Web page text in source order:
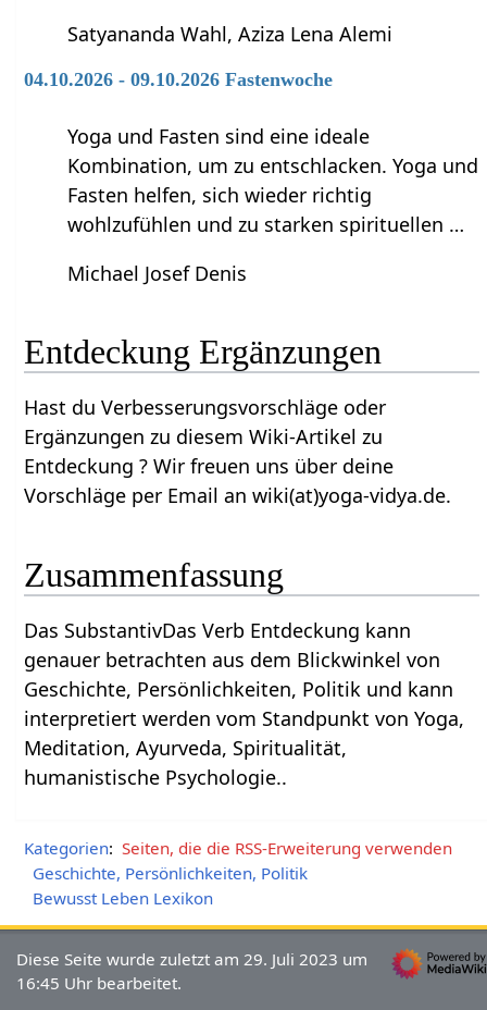
Satyananda Wahl, Aziza Lena Alemi
04.10.2026 - 09.10.2026 Fastenwoche
Yoga und Fasten sind eine ideale
Kombination, um zu entschlacken. Yoga und
Fasten helfen, sich wieder richtig
wohlzufühlen und zu starken spirituellen …
Michael Josef Denis
Entdeckung‏‎ Ergänzungen
Hast du Verbesserungsvorschläge oder
Ergänzungen zu diesem Wiki-Artikel zu
Entdeckung‏‎ ? Wir freuen uns über deine
Vorschläge per Email an wiki(at)yoga-vidya.de.
Zusammenfassung
Das SubstantivDas Verb Entdeckung‏‎ kann
genauer betrachten aus dem Blickwinkel von
Geschichte, Persönlichkeiten, Politik und kann
interpretiert werden vom Standpunkt von Yoga,
Meditation, Ayurveda, Spiritualität,
humanistische Psychologie..
Kategorien: Seiten, die die RSS-Erweiterung verwenden
Geschichte, Persönlichkeiten, Politik
Bewusst Leben Lexikon
Diese Seite wurde zuletzt am 29. Juli 2023 um
16:45 Uhr bearbeitet.